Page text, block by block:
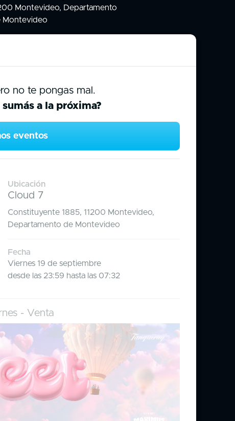
Montevideo, Departamento
Montevideo
no te pongas mal.
a la próxima?
eventos
Ubicación
Cloud 7
Constituyente 1885, 11200 Montevideo,
Departamento de Montevideo
Fecha
Viernes 19 de septiembre
desde las 23:59 hasta las 07:32
- Venta